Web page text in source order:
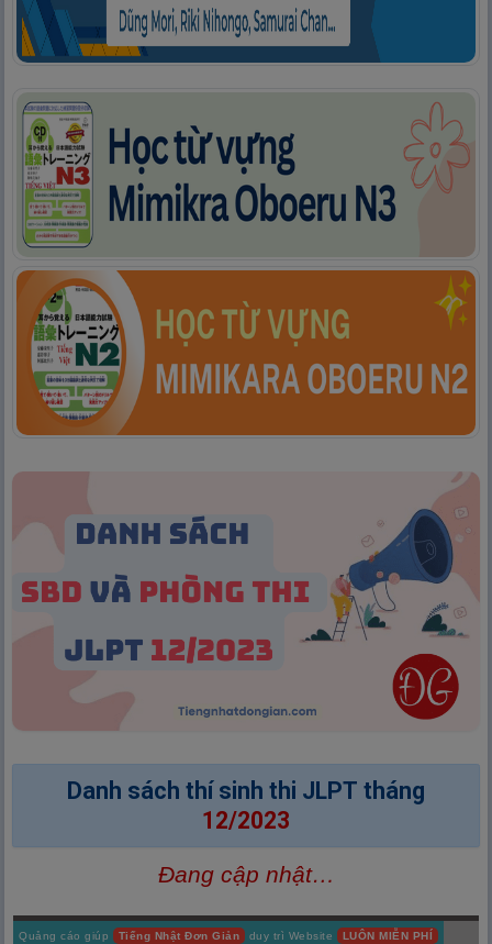
Danh sách thí sinh thi JLPT tháng
12/2023
Đang cập nhật…
Quảng cáo giúp Tiếng Nhật Đơn Giản duy trì Website
LUÔN MIỄN PHÍ